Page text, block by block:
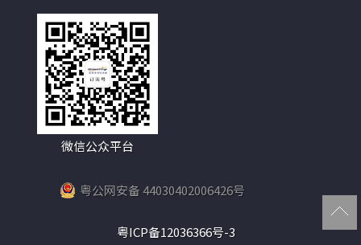
微信公众平台
粤公网安备 44030402006426号
粤ICP备12036366号-3